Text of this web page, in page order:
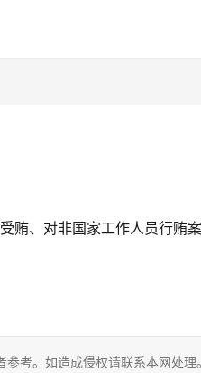
贿、对非国家工作人员行贿
考。如造成侵权请联系本网处理。